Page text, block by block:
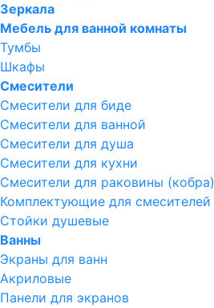
Зеркала
Мебель для ванной комнаты
Тумбы
Шкафы
Смесители
Смесители для биде
Смесители для ванной
Смесители для душа
Смесители для кухни
Смесители для раковины (кобра)
Комплектующие для смесителей
Стойки душевые
Ванны
Экраны для ванн
Акриловые
Панели для экранов